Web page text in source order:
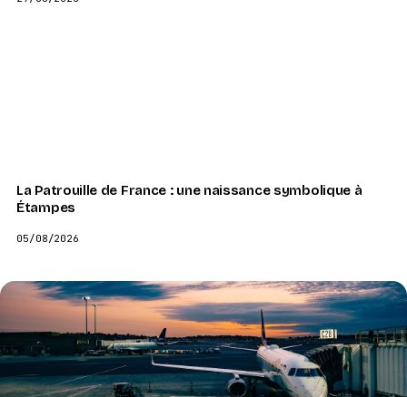
La Patrouille de France : une naissance symbolique à
Étampes
05/08/2026